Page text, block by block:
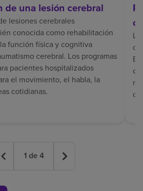
de una lesión cerebral
lesiones cerebrales
conocida como rehabilitación
función física y cognitiva
cerebral. Los programas
pacientes hospitalizados
el movimiento, el habla, la
cotidianas.
El
1 de 4